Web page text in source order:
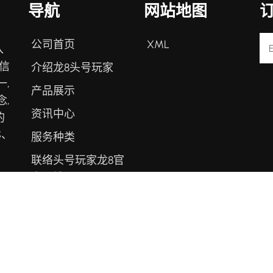
,
,
导航
公司首页
介绍龙8头号玩家
产品展示
资讯中心
服务种类
联络头号玩家龙8官
网站地图
XML